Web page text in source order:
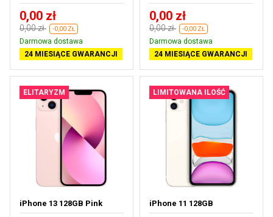
0,00 zł
0,00 zł -0,00 ZŁ
Darmowa dostawa
24 MIESIĄCE GWARANCJI
0,00 zł
0,00 zł -0,00 ZŁ
Darmowa dostawa
24 MIESIĄCE GWARANCJI
ELITARYZM
iPhone 13 128GB Pink
LIMITOWANA ILOŚĆ
iPhone 11 128GB